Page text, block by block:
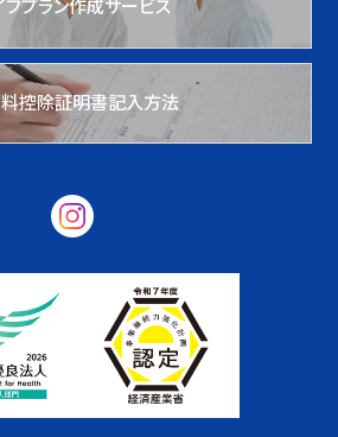
フプラン作成サービス
控除証明書記入方法